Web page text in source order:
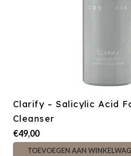
Clarify – Salicylic Acid
Cleanser
€49,00
TOEVOEGEN AAN